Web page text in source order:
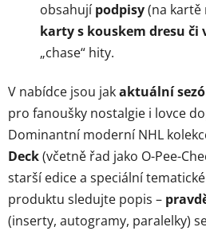
obsahujípodpisy(na kartě
karty s kouskem dresu či
„chase“ hity.
V nabídce jsou jakaktuální
pro fanoušky nostalgie i lovce
Dominantní moderní NHL
Deck(včetně řad jako O-Pee-
starší edice a speciální
produktu sledujte popis –
(inserty, autogramy, paralelky)